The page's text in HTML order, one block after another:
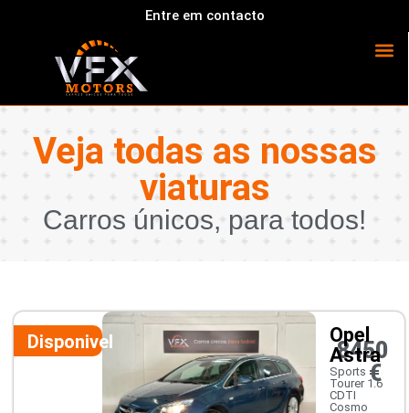
Entre em contacto
Veja todas as nossas
viaturas
Carros únicos, para todos!
Disponivel
Opel
Astra
Sports
Tourer 1.6
CDTI
Cosmo
8450
€